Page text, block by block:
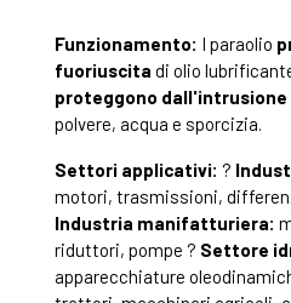
Funzionamento: I paraolio
fuoriuscita di olio
proteggono dall'intrusione
polvere, acqua e sporcizia.
Settori applicativi: ?
motori, trasmissioni,
Industria manifatturiera:
riduttori, pompe ? Settore
apparecchiature